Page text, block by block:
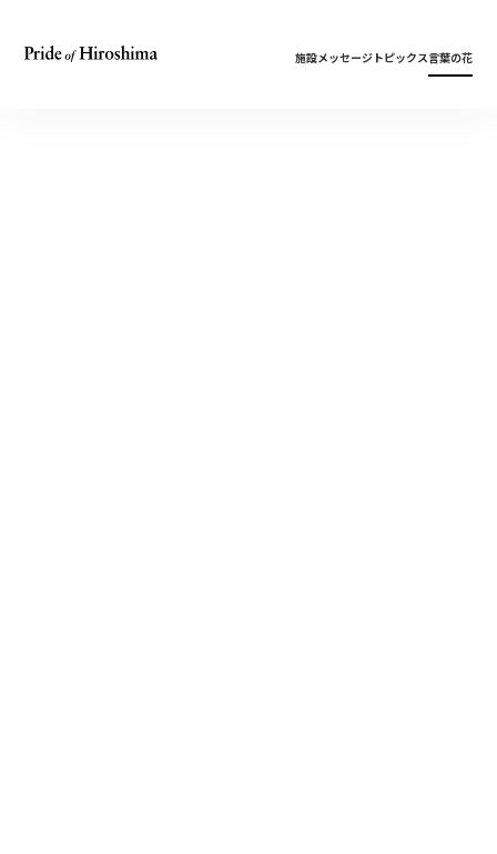
施設メッセージトピックス言葉の花